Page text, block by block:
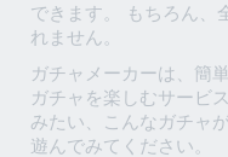
できます。 もちろん、
れません。
ガチャメーカーは、簡
ガチャを楽しむサービ
みたい、こんなガチャ
遊んでみてください。